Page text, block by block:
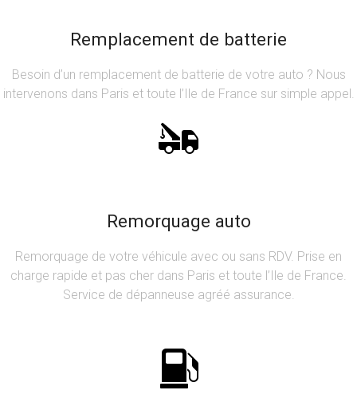
Remplacement de batterie
Besoin d’un remplacement de batterie de votre auto ? Nous
intervenons dans Paris et toute l’Ile de France sur simple appel.
Remorquage auto
Remorquage de votre véhicule avec ou sans RDV. Prise en
charge rapide et pas cher dans Paris et toute l’Ile de France.
Service de dépanneuse agréé assurance.